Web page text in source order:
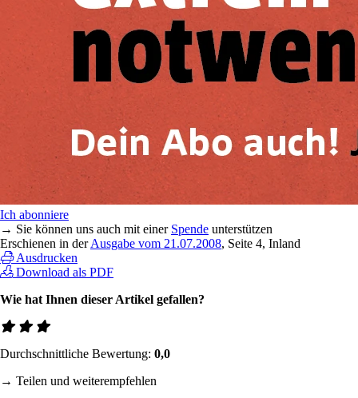
Ich abonniere
→ Sie können uns auch mit einer Spende unterstützen
Erschienen in derAusgabe vom 21.07.2008, Seite 4, Inland
Ausdrucken
Download als PDF
Wie hat Ihnen dieser Artikel gefallen?
Durchschnittliche Bewertung: 0,0
→ Teilen und weiterempfehlen